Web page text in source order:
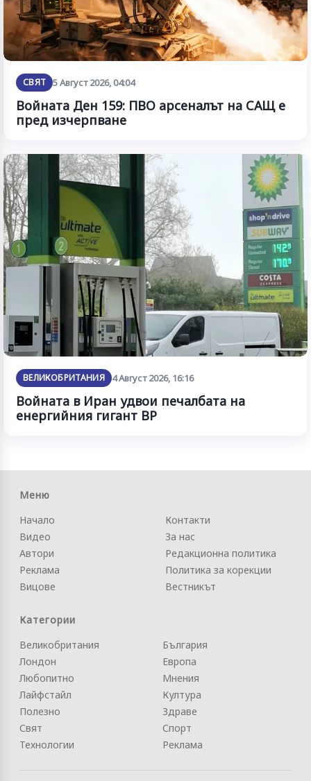
СВЯТ 5 Август 2026, 04:04
Войната Ден 159: ПВО арсеналът на САЩ е
пред изчерпване
ВЕЛИКОБРИТАНИЯ 4 Август 2026, 16:16
Войната в Иран удвои печалбата на
енергийния гигант BP
Меню
Начало
Видео
Автори
Реклама
Вицове
Контакти
За нас
Редакционна политика
Политика за корекции
Вестникът
Категории
Великобритания
Лондон
Любопитно
Лайфстайл
Полезно
Свят
Технологии
България
Европа
Мнения
Култура
Здраве
Спорт
Реклама